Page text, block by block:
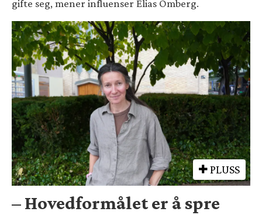
gifte seg, mener influenser Elias Omberg.
PLUSS
– Hovedformålet er å spre